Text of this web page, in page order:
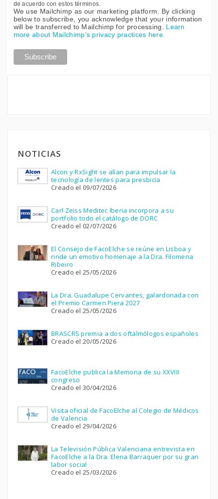
de acuerdo con estos términos.
We use Mailchimp as our marketing platform. By clicking
below to subscribe, you acknowledge that your information
will be transferred to Mailchimp for processing. Learn
more about Mailchimp's privacy practices here.
NOTICIAS
Alcon y RxSight se alían para impulsar la
tecnología de lentes para presbicia
Creado el 09/07/2026
Carl Zeiss Meditec Iberia incorpora a su
portfolio todo el catálogo de DORC
Creado el 02/07/2026
El Consejo de FacoElche se reúne en Lisboa y
rinde un emotivo homenaje a la Dra. Filomena
Ribeiro
Creado el 25/05/2026
La Dra. Guadalupe Cervantes, galardonada con
el Premio Carmen Piera 2027
Creado el 25/05/2026
BRASCRS premia a dos oftalmólogos españoles
Creado el 20/05/2026
FacoElche publica la Memoria de su XXVIII
congreso
Creado el 30/04/2026
Visita oficial de FacoElche al Colegio de Médicos
de Valencia
Creado el 29/04/2026
La Televisión Pública Valenciana entrevista en
FacoElche a la Dra. Elena Barraquer por su gran
labor social
Creado el 25/03/2026